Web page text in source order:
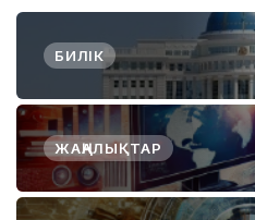
БИЛІК
ЖАҢАЛЫҚТАР